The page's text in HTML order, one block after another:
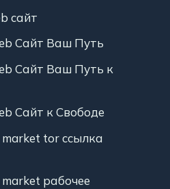
сайт
Сайт Ваш Путь
Сайт Ваш Путь к
Сайт к Свободе
tor ссылка
рабочее